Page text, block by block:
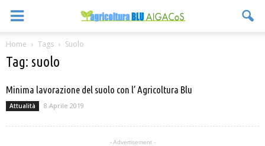
Home Tags Suolo
Tag: suolo
Minima lavorazione del suolo con l’ Agricoltura Blu
Attualità 8 Aprile 2019
- Advertisement -